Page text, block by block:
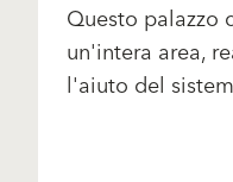
Questo
un'intera area,
l'aiuto del